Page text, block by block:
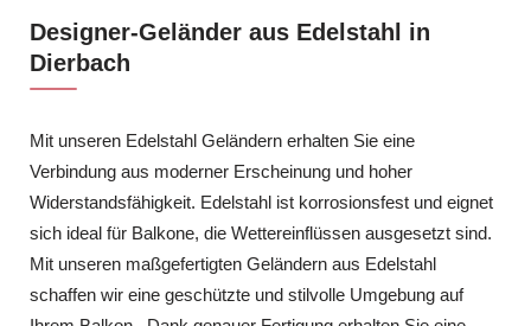
Designer-Geländer aus Edelstahl in
Dierbach
Mit unseren Edelstahl Geländern erhalten Sie eine
Verbindung aus moderner Erscheinung und hoher
Widerstandsfähigkeit. Edelstahl ist korrosionsfest und eignet
sich ideal für Balkone, die Wettereinflüssen ausgesetzt sind.
Mit unseren maßgefertigten Geländern aus Edelstahl
schaffen wir eine geschützte und stilvolle Umgebung auf